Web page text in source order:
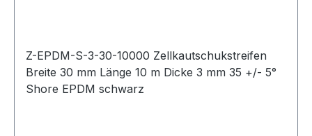
Z-EPDM-S-3-30-10000 Zellkautschukstreifen
Breite 30 mm Länge 10 m Dicke 3 mm 35 +/- 5°
Shore EPDM schwarz